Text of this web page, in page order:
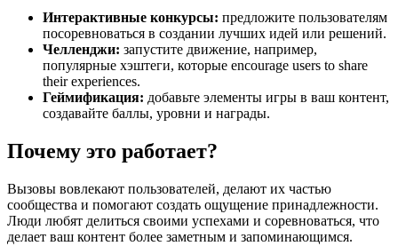
Интерактивные конкурсы: предложите пользователям
посоревноваться в создании лучших идей или решений.
Челленджи: запустите движение, например,
популярные хэштеги, которые encourage users to share
their experiences.
Геймификация: добавьте элементы игры в ваш контент,
создавайте баллы, уровни и награды.
Почему это работает?
Вызовы вовлекают пользователей, делают их частью
сообщества и помогают создать ощущение принадлежности.
Люди любят делиться своими успехами и соревноваться, что
делает ваш контент более заметным и запоминающимся.